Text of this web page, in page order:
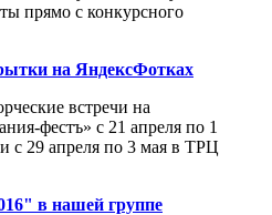
прямо с конкурсного
на ЯндексФотках
встречи на
фестъ» с 21 апреля по 1
с 29 апреля по 3 мая в ТРЦ
в нашей группе